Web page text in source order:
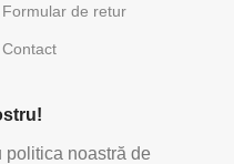
Formular de retur
Contact
politica noastră de